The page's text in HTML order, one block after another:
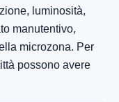
luminosità,
manutentivo,
microzona. Per
possono avere